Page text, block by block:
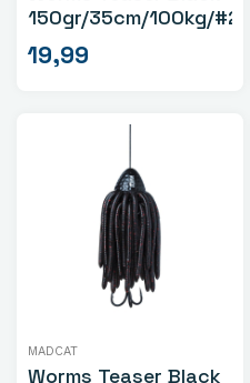
150gr/35cm/100kg/#2/0
19,99
MADCAT
Worms Teaser Black